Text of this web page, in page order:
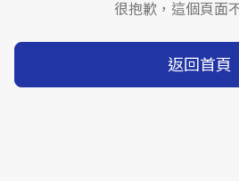
很抱歉，這個頁面
返回首頁